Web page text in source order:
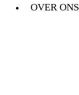
OVER ONS